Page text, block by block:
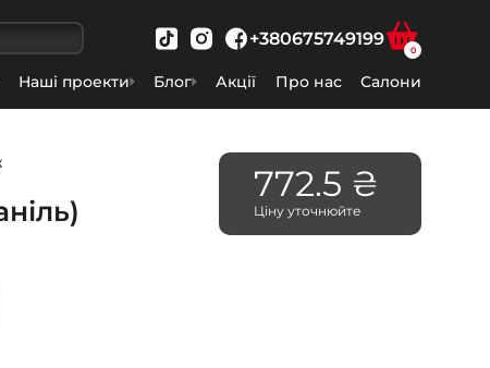
+380675749199
0
Наші проекти Блог Акції Про нас Салони
772.5 ₴
Ціну уточнюйте